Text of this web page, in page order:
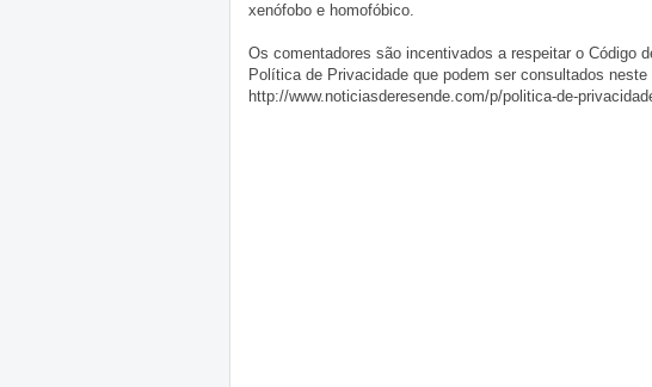
xenófobo e homofóbico.
Os comentadores são incentivados a respeitar o Código
Política de Privacidade que podem ser consultados neste
http://www.noticiasderesende.com/p/politica-de-